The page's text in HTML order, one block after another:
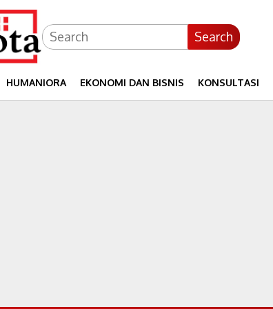
Search
HUMANIORA EKONOMI DAN BISNIS KONSULTASI